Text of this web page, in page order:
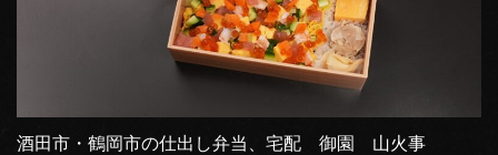
酒田市・鶴岡市の仕出し弁当、宅配 御園 山火事